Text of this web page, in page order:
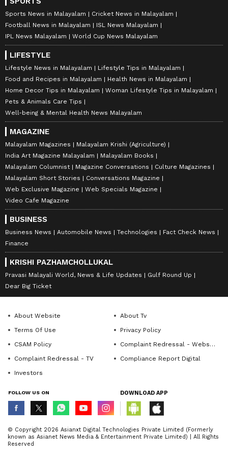
Sports News in Malayalam
Cricket News in Malayalam
Football News in Malayalam
ISL News Malayalam
IPL News Malayalam
World Cup News Malayalam
LIFESTYLE
Lifestyle News in Malayalam
Lifestyle Tips in Malayalam
Food and Recipes in Malayalam
Health News in Malayalam
Home Decor Tips in Malayalam
Woman Lifestyle Tips in Malayalam
Pets & Animals Care Tips
Well-being & Mental Health News Malayalam
MAGAZINE
Malayalam Magazines
Malayalam Krishi (Agriculture)
India Art Magazine Malayalam
Malayalam Books
Malayalam Columnist
Magazine Conversations
Culture Magazines
Malayalam Short Stories
Conversations Magazine
Web Exclusive Magazine
Web Specials Magazine
Video Cafe Magazine
BUSINESS
Business News Automobile News Technologies
Fact Check News
Finance
KRISHI PAZHAMCHOLLUKAL
Pravasi Malayali World, News & Life Updates
Gulf Round Up
Dear Big Ticket
About Website
About Tv
Terms Of Use
Privacy Policy
CSAM Policy
Complaint Redressal - Website
Complaint Redressal - TV
Compliance Report Digital
Investors
FOLLOW US ON DOWNLOAD APP
© Copyright 2026 Asianxt Digital Technologies Private Limited (Formerly
known as Asianet News Media & Entertainment Private Limited) | All Rights
Reserved